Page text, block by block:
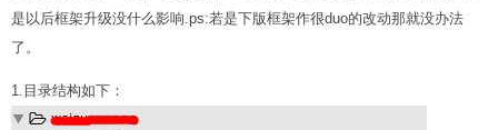
是以后框架升级没什么影响.ps:若是下版框架作很duo的改动那就没办法
了。
1.目录结构如下：